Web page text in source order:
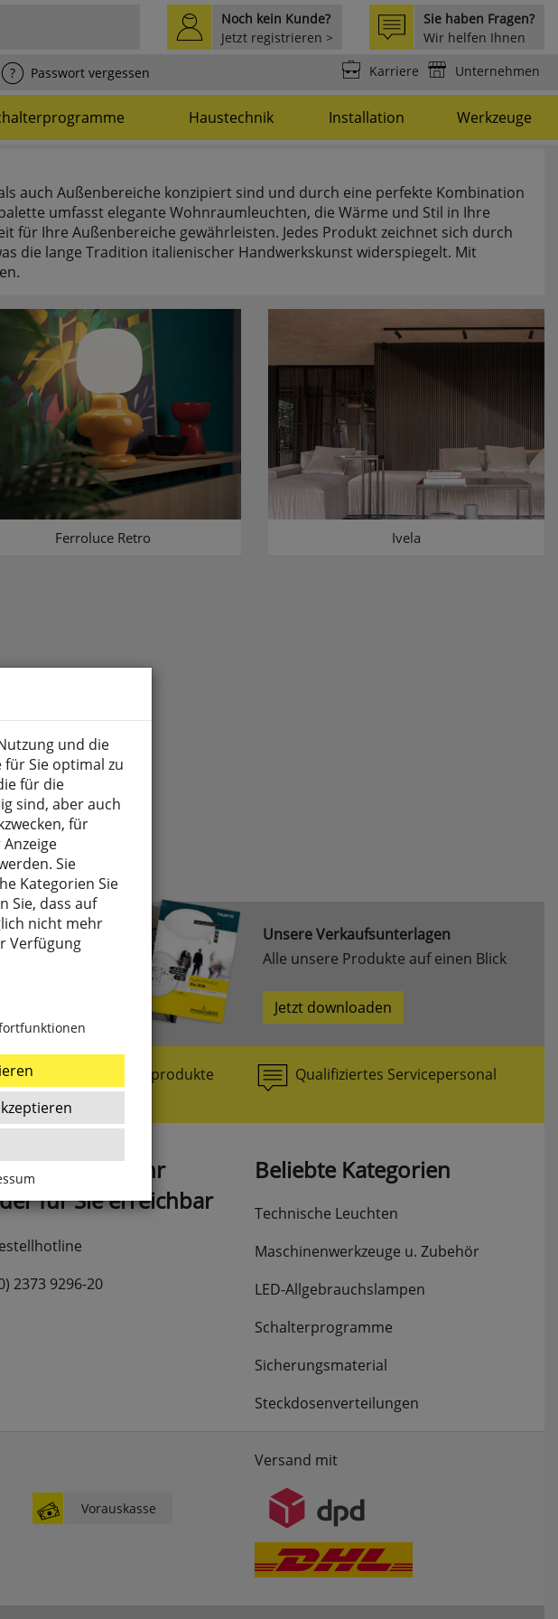
Sie haben Fragen?
Wir helfen Ihnen
Noch kein Kunde?
Jetzt registrieren >
? Passwort vergessen Unternehmen
Karriere
Haustechnik Installation Werkzeuge
auch Außenbereiche konzipiert sind und durch eine perfekte Kombination
umfasst elegante Wohnraumleuchten, die Wärme und Stil in Ihre
Ihre Außenbereiche gewährleisten. Jedes Produkt zeichnet sich durch
die lange Tradition italienischer Handwerkskunst widerspiegelt. Mit
Ferroluce Retro Ivela
und die
Sie optimal zu
für die
sind, aber auch
für
Sie
Kategorien Sie
Sie, dass auf
nicht mehr
Verfügung
Unsere Verkaufsunterlagen
Alle unsere Produkte auf einen Blick
Jetzt downloaden
Marken- und Nischenprodukte Qualifiziertes Servicepersonal
ab 7:15 Uhr
für Sie erreichbar
2373 9296-20
Beliebte Kategorien
Technische Leuchten
Maschinenwerkzeuge u. Zubehör
LED-Allgebrauchslampen
Schalterprogramme
Sicherungsmaterial
Steckdosenverteilungen
Vorauskasse
Versand mit